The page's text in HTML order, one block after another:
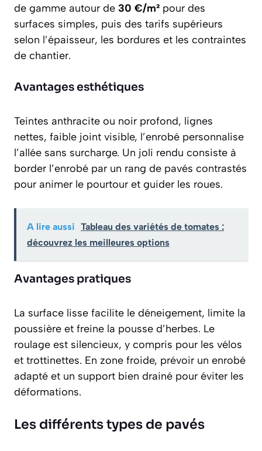
de gamme autour de 30 €/m² pour des
surfaces simples, puis des tarifs supérieurs
selon l’épaisseur, les bordures et les contraintes
de chantier.
Avantages esthétiques
Teintes anthracite ou noir profond, lignes
nettes, faible joint visible, l’enrobé personnalise
l’allée sans surcharge. Un joli rendu consiste à
border l’enrobé par un rang de pavés contrastés
pour animer le pourtour et guider les roues.
A lire aussi Tableau des variétés de tomates :
découvrez les meilleures options
Avantages pratiques
La surface lisse facilite le déneigement, limite la
poussière et freine la pousse d’herbes. Le
roulage est silencieux, y compris pour les vélos
et trottinettes. En zone froide, prévoir un enrobé
adapté et un support bien drainé pour éviter les
déformations.
Les différents types de pavés